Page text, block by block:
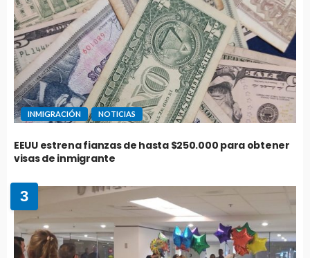
INMIGRACIÓN NOTICIAS
EEUU estrena fianzas de hasta $250.000 para obtener
visas de inmigrante
3